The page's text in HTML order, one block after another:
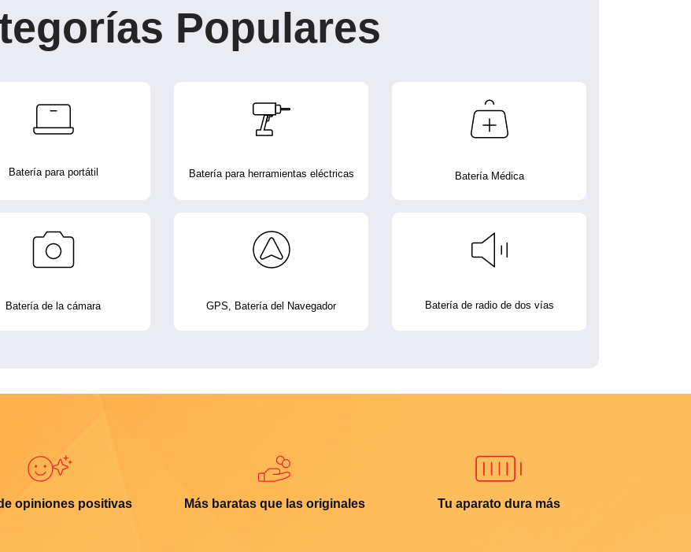
Populares
Batería para portátil Batería para herramientas eléctricas Batería Médica
Batería de la cámara GPS, Batería del Navegador Batería de radio de dos vías
opiniones positivas Más baratas que las originales Tu aparato dura más